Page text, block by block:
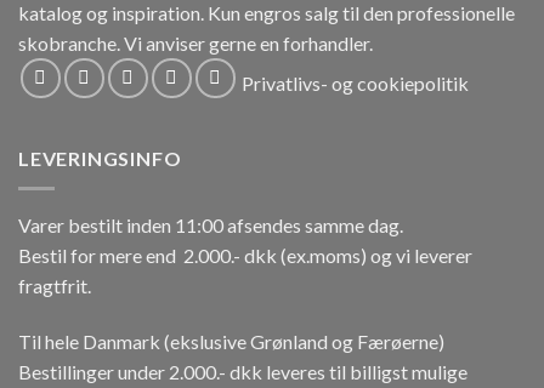
katalog og inspiration. Kun engros salg til den professionelle
skobranche.Vi anviser gerne en forhandler.
Privatlivs- og cookiepolitik
LEVERINGSINFO
Varer bestilt inden 11:00 afsendes samme dag.
Bestil for mere end 2.000.- dkk (ex.moms) og vi leverer
fragtfrit.
Til hele Danmark (ekslusive Grønland og Færøerne)
Bestillinger under 2.000.- dkk leveres til billigst mulige